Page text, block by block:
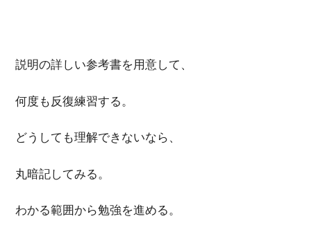
説明の詳しい参考書を用意して、
何度も反復練習する。
どうしても理解できないなら、
丸暗記してみる。
わかる範囲から勉強を進める。